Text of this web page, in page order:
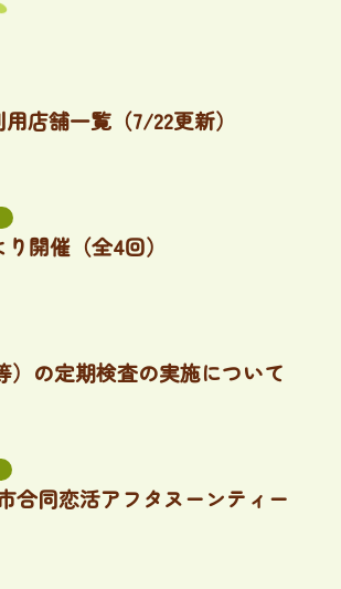
店舗一覧（7/22更新）
開催（全4回）
の定期検査の実施について
合同恋活アフタヌーンティー